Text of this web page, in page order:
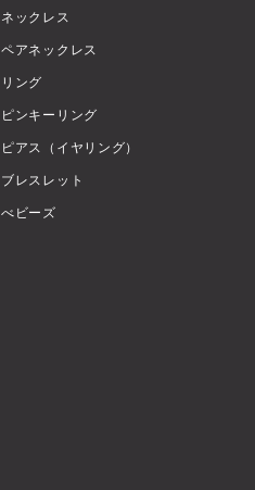
ネックレス
ペアネックレス
リング
ピンキーリング
ピアス（イヤリング）
ブレスレット
べビーズ